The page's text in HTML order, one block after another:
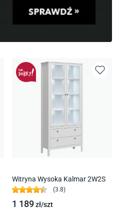
Witryna Wysoka Kalmar 2W2S
(3.8)
1 189zł/szt